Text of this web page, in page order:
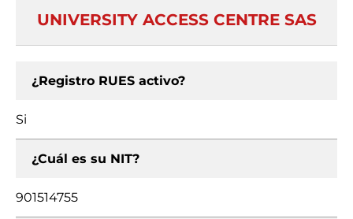
UNIVERSITY ACCESS CENTRE SAS
¿Registro RUES activo?
Si
¿Cuál es su NIT?
901514755